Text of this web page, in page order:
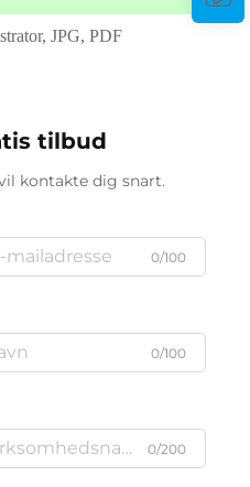
JPG, PDF
tilbud
kontakte dig snart.
0/100
0/100
0/200